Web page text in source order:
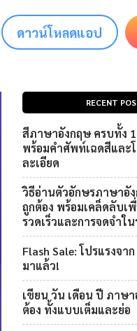
ดาวน์โหลดแอป
RECENT
สีภาษาอังกฤษ ครบทั้ง
พร้อมคำศัพท์เฉดสีและ
ละเอียด
วิธีอ่านตัวอักษรภาษาอั
ถูกต้อง พร้อมเคล็ดลับเ
รวดเร็วและการจดจำใ
Flash Sale: โปรแรงจาก
มาแล้ว!
เขียน วัน เดือน ปี ภาษา
ต้อง ทั้งแบบเต็มและย่อ